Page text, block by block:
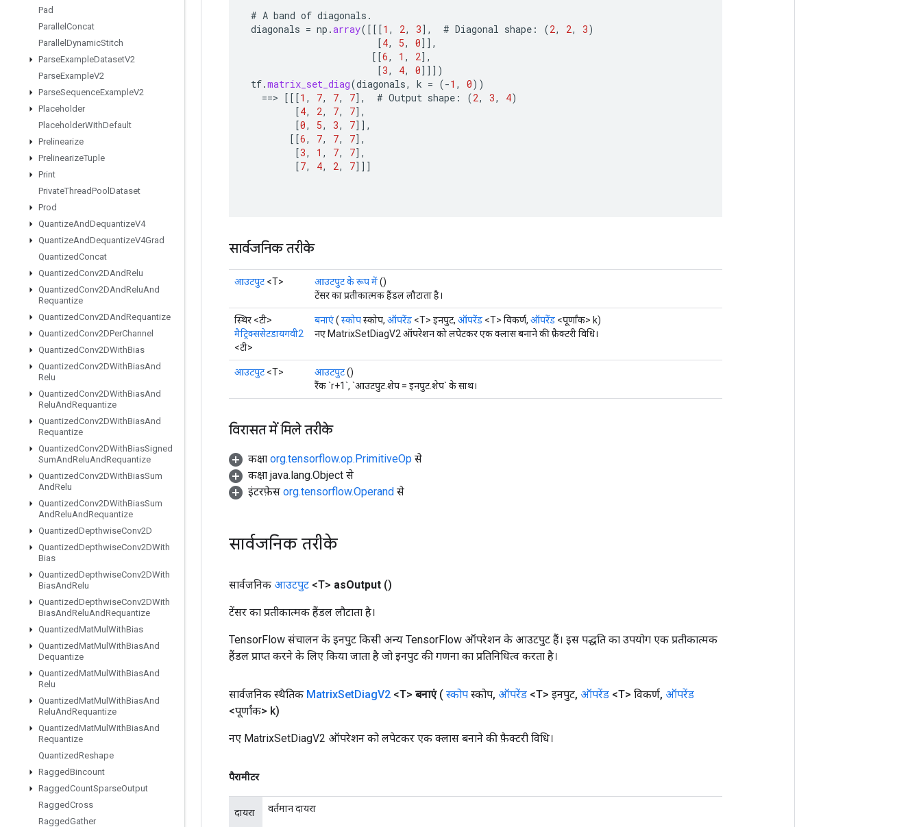
Pad
Parallel Concat
Parallel DynamicStitch
ParseExampleDatasetV2
ParseExampleV2
ParseSequenceExampleV2
Placeholder
PlaceholderWithDefault
Prelinearize
PrelinearizeTuple
Print
PrivateThreadPool Dataset
Prod
QuantizeAndDequantizeV4
QuantizeAndDequantizeV4Grad
QuantizedConcat
QuantizedConv2DAndRelu
QuantizedConv2DAndReluAnd
Requantize
QuantizedConv2DAndRequantize
QuantizedConv2DPerChannel
QuantizedConv2DWithBias
QuantizedConv2DWithBiasAnd
Relu
QuantizedConv2DWithBiasAnd
ReluAndRequantize
QuantizedConv2DWithBiasAnd
Requantize
QuantizedConv2DWithBiasSigned
SumAndReluAndRequantize
QuantizedConv2DWithBiasSum
AndRelu
QuantizedConv2DWithBiasSum
AndReluAndRequantize
QuantizedDepthwiseConv2D
QuantizedDepthwiseConv2DWith
Bias
QuantizedDepthwiseConv2DWith
BiasAndRelu
QuantizedDepthwiseConv2DWith
BiasAndReluAndRequantize
QuantizedMatMul WithBias
QuantizedMatMul WithBiasAnd
Dequantize
QuantizedMatMul WithBiasAnd
Relu
QuantizedMatMul WithBiasAnd
ReluAndRequantize
QuantizedMatMul WithBiasAnd
Requantize
QuantizedReshape
RaggedBincount
RaggedCountSparseOutput
RaggedCross
RaggedGather
# A band of diagonals .
diagonals = np .array( [[[1 , 2, 3] , # Diagonal shape : (2, 2, 3)
[4, 5, 0]] ,
[[6, 1 , 2] ,
[3, 4, 0]]] )
tf.matrix_set_diag(diagonals, k = (-1 , 0))
==> [[[1 , 7, 7, 7] , # Output shape : (2, 3, 4)
[4, 2, 7, 7] ,
[0, 5, 3, 7]] ,
[[6, 7, 7, 7] ,
[3, 1 , 7, 7] ,
[7, 4, 2, 7]]]
सार्वजनिक तरीके
आउटपुट <T> आउटपुट के रूप में()
टेंसर का प्रतीकात्मक हैंडल लौटाता है।
स्थिर <टी>
मैट्रिक्ससेटडायगवी2
<टी>
बनाएं( स्कोपस्कोप, ऑपरेंड <T> इनपुट, ऑपरेंड <T> विकर्ण, ऑपरेंड <पूर्णांक> k)
नए MatrixSetDiagV2 ऑपरेशन को लपेटकर एक क्लास बनाने की फ़ैक्टरी विधि।
आउटपुट <T> आउटपुट()
रैंक `r+1`, `आउटपुट.शेप = इनपुट.शेप` के साथ।
विरासत में मिले तरीके
कक्षा org.tensorflow.op.PrimitiveOp से
कक्षा java.lang.Object से
इंटरफ़ेस org.tensorflow.Operand से
सार्वजनिक तरीके
सार्वजनिक आउटपुट <T> asOutput ()
टेंसर का प्रतीकात्मक हैंडल लौटाता है।
TensorFlow संचालन के इनपुट किसी अन्य TensorFlow ऑपरेशन के आउटपुट हैं। इस पद्धति का उपयोग एक प्रतीकात्मक
हैंडल प्राप्त करने के लिए किया जाता है जो इनपुट की गणना का प्रतिनिधित्व करता है।
सार्वजनिक स्थैतिक MatrixSetDiagV2 <T> बनाएं ( स्कोप स्कोप, ऑपरेंड <T> इनपुट, ऑपरेंड <T> विकर्ण, ऑपरेंड
<पूर्णांक> k)
नए MatrixSetDiagV2 ऑपरेशन को लपेटकर एक क्लास बनाने की फ़ैक्टरी विधि।
पैरामीटर
दायरा वर्तमान दायरा